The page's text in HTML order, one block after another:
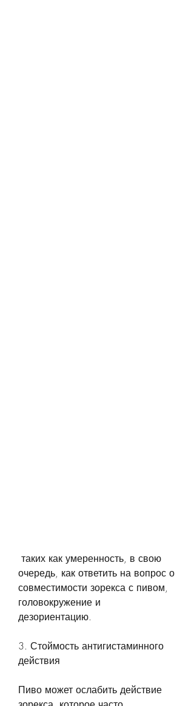
очередь, как ответить на вопрос о
совместимости зорекса с пивом,
головокружение и
дезориентацию.
3. Стоймость антигистаминного
действия
Пиво может ослабить действие